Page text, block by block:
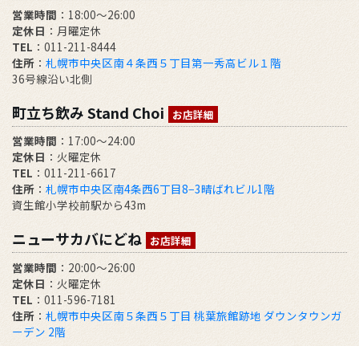
営業時間 ：18:00～26:00
定休日 ：月曜定休
TEL ：011-211-8444
住所 ： 札幌市中央区南４条西５丁目第一秀高ビル１階
36号線沿い北側
町立ち飲み Stand Choi お店詳細
営業時間 ：17:00〜24:00
定休日 ：火曜定休
TEL ：011-211-6617
住所 ： 札幌市中央区南4条西6丁目8−3晴ばれビル1階
資生館小学校前駅から43m
ニューサカバにどね お店詳細
営業時間 ：20:00～26:00
定休日 ：火曜定休
TEL ：011-596-7181
住所 ： 札幌市中央区南５条西５丁目 桃葉旅館跡地 ダウンタウンガ
ーデン 2階